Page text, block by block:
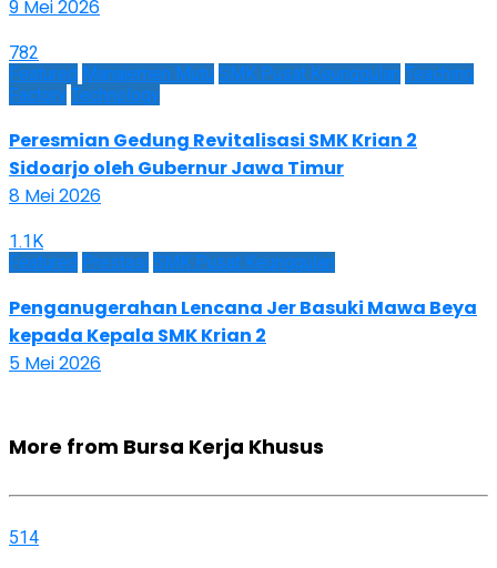
9 Mei 2026
782
Featured Manajemen Mutu SMK Pusat Keunggulan Teaching
Factory Technology
Peresmian Gedung Revitalisasi SMK Krian 2
Sidoarjo oleh Gubernur Jawa Timur
8 Mei 2026
1.1K
Featured Prestasi SMK Pusat Keunggulan
Penganugerahan Lencana Jer Basuki Mawa Beya
kepada Kepala SMK Krian 2
5 Mei 2026
More from Bursa Kerja Khusus
514